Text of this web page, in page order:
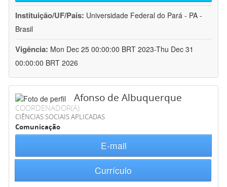
Instituição/UF/País: Universidade Federal do Pará - PA -
Brasil
Vigência: Mon Dec 25 00:00:00 BRT 2023-Thu Dec 31
00:00:00 BRT 2026
Afonso de Albuquerque
COORDENADOR(A)
CIÊNCIAS SOCIAIS APLICADAS
Comunicação
E-mail
Currículo